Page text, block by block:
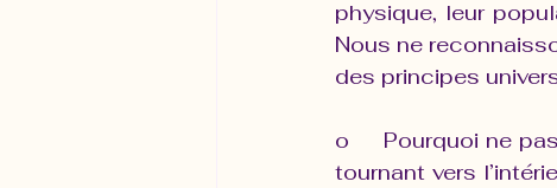
physique, leur
Nous ne
des principes
o     Pourquoi ne
tournant vers